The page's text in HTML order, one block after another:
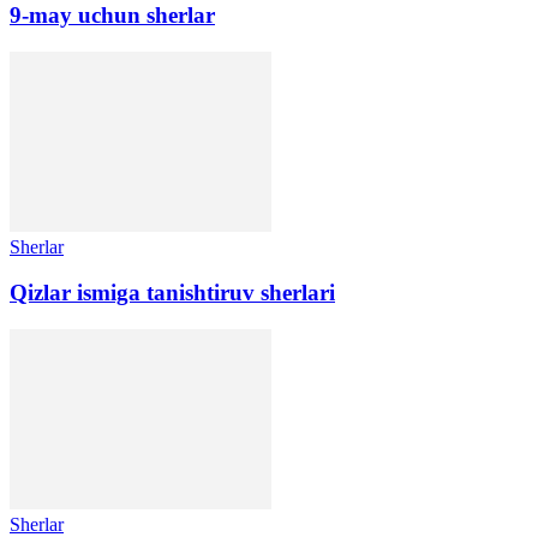
9-may uchun sherlar
Sherlar
Qizlar ismiga tanishtiruv sherlari
Sherlar